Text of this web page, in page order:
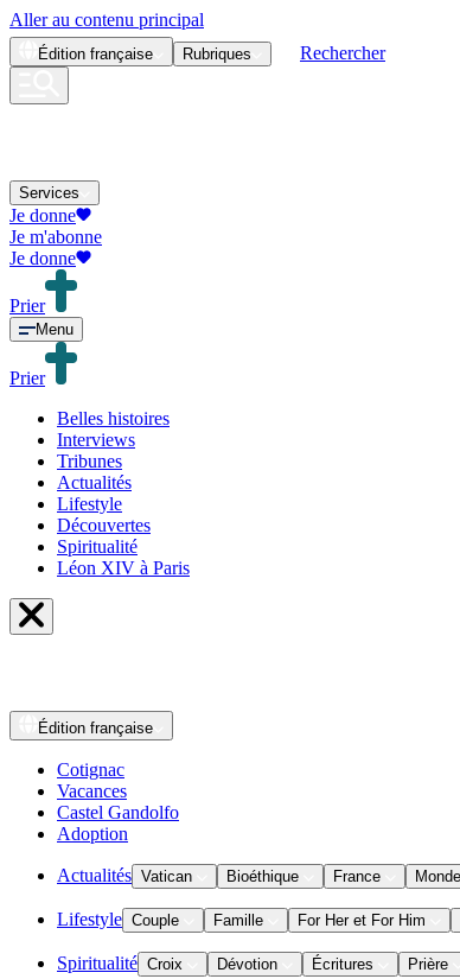
Aller au contenu principal
Édition française Rubriques Rechercher
Services
Je donne
Je m'abonne
Je donne
Prier
Menu
Prier
Belles histoires
Interviews
Tribunes
Actualités
Lifestyle
Découvertes
Spiritualité
Léon XIV à Paris
Édition française
Cotignac
Vacances
Castel Gandolfo
Adoption
Actualités Vatican Bioéthique France Monde
Lifestyle Couple Famille For Her et For Him
Spiritualité Croix Dévotion Écritures Prière